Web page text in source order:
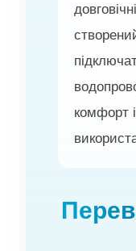
комфорт